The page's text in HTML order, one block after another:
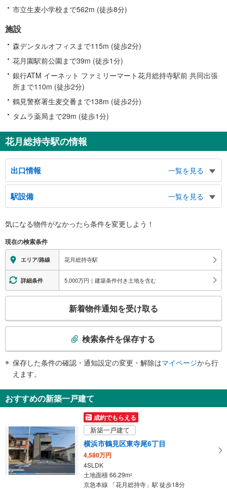
市立生麦小学校まで562m (徒歩8分)
施設
森デンタルオフィスまで115m (徒歩2分)
花月園駅前公園まで39m (徒歩1分)
銀行ATM イーネット ファミリーマート花月総持寺駅前 共同出張
所まで110m (徒歩2分)
鶴見警察署生麦交番まで138m (徒歩2分)
タムラ薬局まで29m (徒歩1分)
花月総持寺駅の情報
出口情報
一覧を見る
出口
鶴見花月園公園、東台小学校、岸谷３・４丁目、鶴見１丁目、東寺尾東台、鶴
見大学、鶴見大学附属中学校、鶴見大学附属高等学校、第一京浜、ＪＲ国道
駅、生麦４・５丁目、下野谷町１～４丁目、小野町
駅設備
一覧を見る
※段差なしでの移動経路
地上⇔改札⇔ホーム：○
エレベータ
・各ホーム⇔改札
・改札⇔１番線ホーム側地上出口
トイレ
スロープ
・改札⇔２番線ホーム側地上出口
・車椅子乗車昇降装置（ラクープ）
・ＡＥＤ
気になる物件がなかったら条件を変更しよう！
現在の検索条件
エリア/路線 花月総持寺駅
詳細条件 5,000万円｜建築条件付き土地を含む
検
知
を
け
取
る
・
条
新着物件通知を受け取る
検索条件を保存する
保存した条件の確認・通知設定の変更・解除はマイページから行
えます。
おすすめの新築一戸建て
成約でもらえる
新築一戸建て
横浜市鶴見区東寺尾6丁目
4,580万円
4SLDK
土地面積 66.29m2
京急本線 「花月総持寺」駅 徒歩18分